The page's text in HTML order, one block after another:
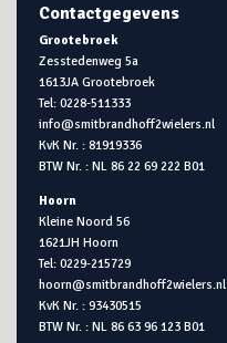
Contactgegevens
Grootebroek
Zesstedenweg 5a
1613JA Grootebroek
Tel: 0228-511333
info@smitbrandhoff2wielers.nl
KvK Nr. : 81919336
BTW Nr. : NL 86 22 69 222 B01
Hoorn
Kleine Noord 56
1621JH Hoorn
Tel: 0229-215729
hoorn@smitbrandhoff2wielers.nl
KvK Nr. : 93430515
BTW Nr. : NL 86 63 96 123 B01